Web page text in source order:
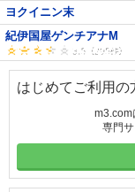
ヨクイニン末
紀伊国屋ゲンチアナM
はじめてご利用の
m3.com
専門